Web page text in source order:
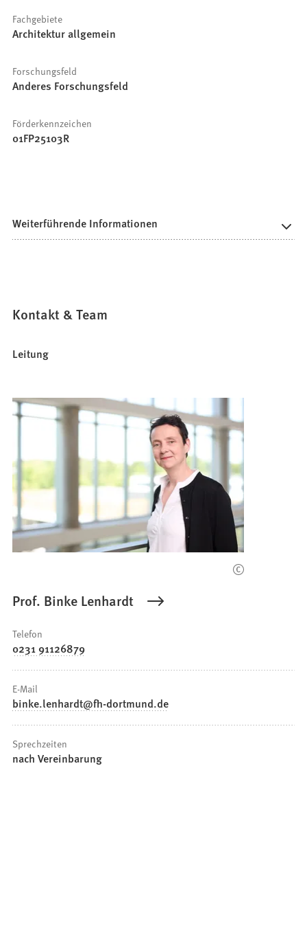
Fachgebiete
Architektur allgemein
Forschungsfeld
Anderes Forschungsfeld
Förderkennzeichen
01FP25103R
Weiterführende Informationen
Kontakt & Team
Leitung
Prof. Binke Lenhardt
Telefon
0231 91126879
E-Mail
binke.lenhardt fh-dortmund de
Sprechzeiten
nach Vereinbarung